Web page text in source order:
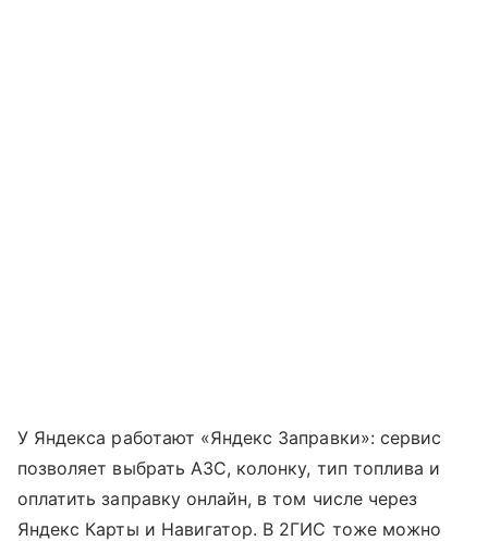
У Яндекса работают «Яндекс Заправки»: сервис
позволяет выбрать АЗС, колонку, тип топлива и
оплатить заправку онлайн, в том числе через
Яндекс Карты и Навигатор. В 2ГИС тоже можно